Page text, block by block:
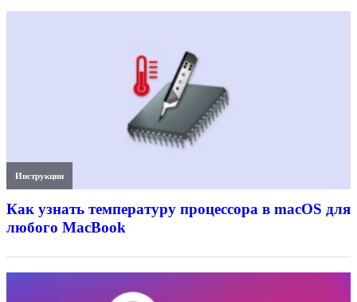
Инструкции
Как узнать температуру процессора в macOS для
любого MacBook